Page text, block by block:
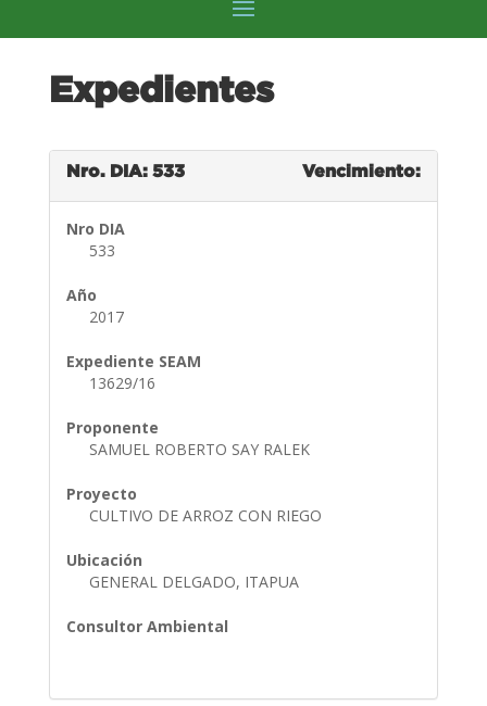
Expedientes
Nro. DIA: 533 Vencimiento:
Nro DIA
533
Año
2017
Expediente SEAM
13629/16
Proponente
SAMUEL ROBERTO SAY RALEK
Proyecto
CULTIVO DE ARROZ CON RIEGO
Ubicación
GENERAL DELGADO, ITAPUA
Consultor Ambiental